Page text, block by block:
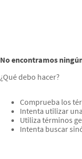
No encontramos
¿Qué debo hacer?
Comprueba los
Intenta utilizar
Utiliza términos
Intenta buscar